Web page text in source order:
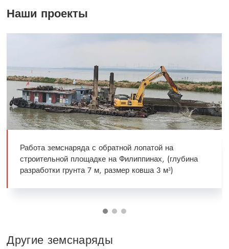
Наши проекты
Работа земснаряда с обратной лопатой на
строительной площадке на Филиппинах, (глубина
разработки грунта 7 м, размер ковша 3 м³)
Другие земснаряды